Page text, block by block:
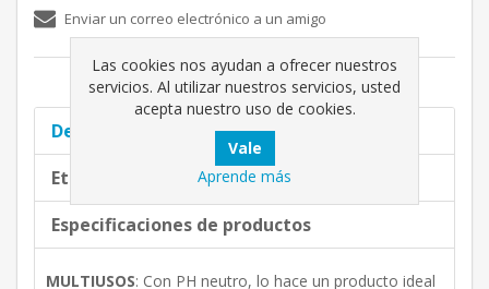
Enviar un correo electrónico a un amigo
Descripción completa
Etiquetas de producto
Especificaciones de productos
MULTIUSOS: Con PH neutro, lo hace un producto ideal
Las cookies nos ayudan a ofrecer nuestros
servicios. Al utilizar nuestros servicios, usted
acepta nuestro uso de cookies.
Aprende más